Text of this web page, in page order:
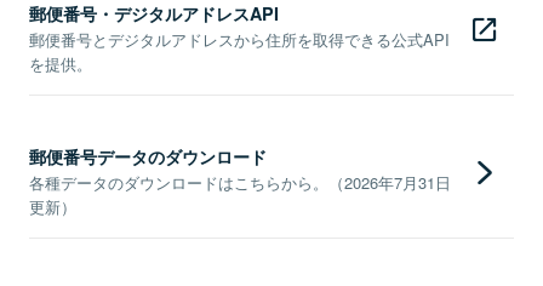
郵便番号・デジタルアドレスAPI
郵便番号とデジタルアドレスから住所を取得できる公式API
を提供。
郵便番号データのダウンロード
各種データのダウンロードはこちらから。（2026年7月31日
更新）